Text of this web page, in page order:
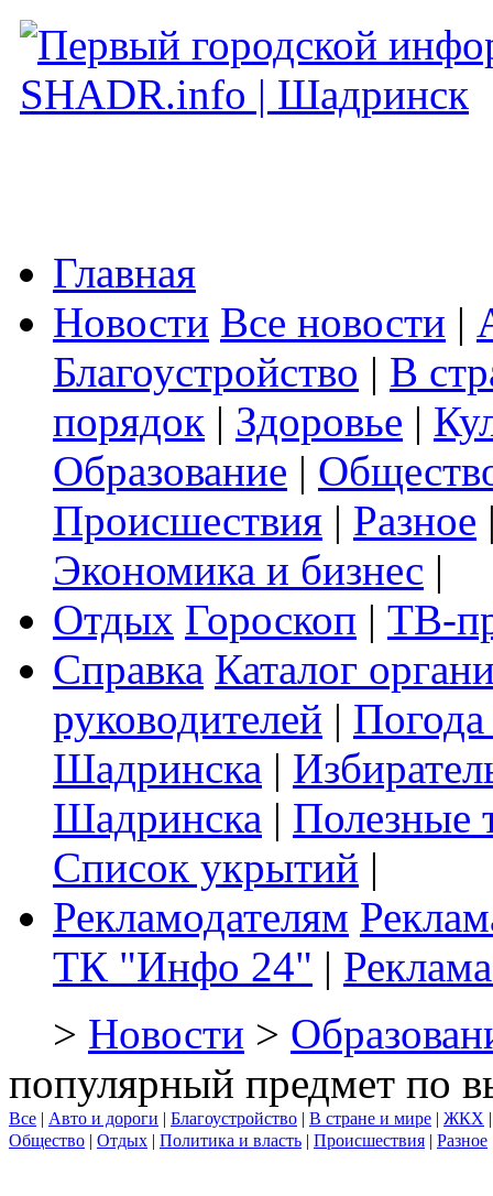
Главная
Новости Все новости |
Благоустройство | В
порядок | Здоровье |
Образование |
Происшествия | Разное
Экономика и бизнес |
Отдых Гороскоп | ТВ-
Справка Каталог
руководителей |
Шадринска |
Шадринска | Полезные
Список укрытий |
Рекламодателям
ТК "Инфо 24" |
> Новости >
популярный предмет по
Все | Авто и дороги | Благоустройство | В стране и мире | ЖКХ
Общество | Отдых | Политика и власть | Происшествия | Разное